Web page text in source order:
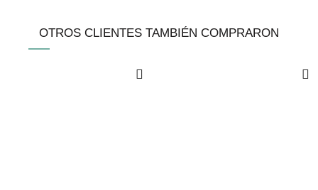
OTROS CLIENTES TAMBIÉN COMPRARON